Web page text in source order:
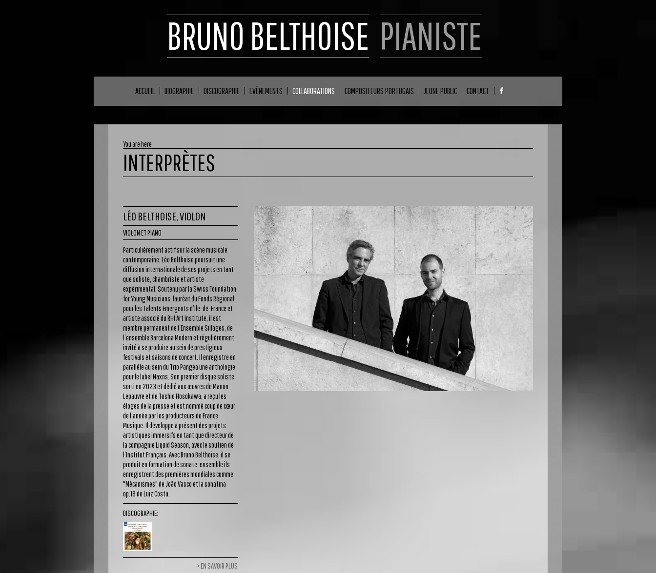
BRUNO BELTHOISE PIANISTE
ACCUEIL BIOGRAPHIE DISCOGRAPHIE EVÈNEMENTS COLLABORATIONS COMPOSITEURS PORTUGAIS JEUNE PUBLIC CONTACT
You are here
INTERPRÈTES
LÉO BELTHOISE, VIOLON
VIOLON ET PIANO
Particulièrement actif sur la scène musicale
contemporaine, Léo Belthoise poursuit une
diffusion internationale de ses projets en tant
que soliste, chambriste et artiste
expérimental. Soutenu par la Swiss Foundation
for Young Musicians, lauréat du Fonds Régional
pour les Talents Emergents d’Ile-de-France et
artiste associé du RHI Art Institute, il est
membre permanent de l’Ensemble Sillages, de
l’ensemble Barcelona Modern et régulièrement
invité à se produire au sein de prestigieux
festivals et saisons de concert. Il enregistre en
parallèle au sein du Trio Pangea une anthologie
pour le label Naxos. Son premier disque soliste,
sorti en 2023 et dédié aux œuvres de Manon
Lepauvre et de Toshio Hosokawa, a reçu les
éloges de la presse et est nommé coup de cœur
de l’année par les producteurs de France
Musique. Il développe à présent des projets
artistiques immersifs en tant que directeur de
la compagnie Liquid Season, avec le soutien de
l’Institut Français. Avec Bruno Belthoise, il se
produit en formation de sonate, ensemble ils
enregistrent des premières mondiales comme
"Mécanismes" de João Vasco et la sonatina
op.18 de Luiz Costa.
DISCOGRAPHIE:
EN SAVOIR PLUS